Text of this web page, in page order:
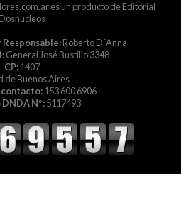
es un producto de Editorial
Dosnucleos
Roberto D´Anna
General José Bustillo 3348
CP:1407
de Buenos Aires
153 600 6906
Nº:5117493